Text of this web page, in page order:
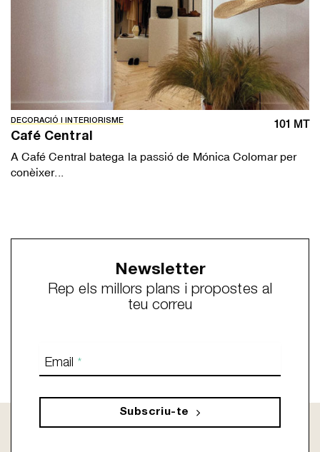
DECORACIÓ I INTERIORISME 101 MT
Café Central
A Café Central batega la passió de Mónica Colomar per
conèixer...
Newsletter
Rep els millors plans i propostes al
teu correu
Email *
Subscriu-te